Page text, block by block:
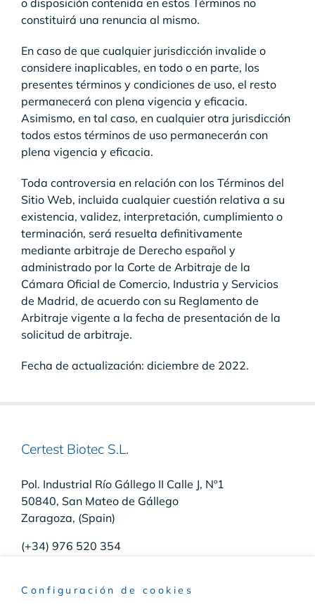
o disposición contenida en estos Términos no
constituirá una renuncia al mismo.
En caso de que cualquier jurisdicción invalide o
considere inaplicables, en todo o en parte, los
presentes términos y condiciones de uso, el resto
permanecerá con plena vigencia y eficacia.
Asimismo, en tal caso, en cualquier otra jurisdicción
todos estos términos de uso permanecerán con
plena vigencia y eficacia.
Toda controversia en relación con los Términos del
Sitio Web, incluida cualquier cuestión relativa a su
existencia, validez, interpretación, cumplimiento o
terminación, será resuelta definitivamente
mediante arbitraje de Derecho español y
administrado por la Corte de Arbitraje de la
Cámara Oficial de Comercio, Industria y Servicios
de Madrid, de acuerdo con su Reglamento de
Arbitraje vigente a la fecha de presentación de la
solicitud de arbitraje.
Fecha de actualización: diciembre de 2022.
Certest Biotec S.L.
Pol. Industrial Río Gállego II Calle J, Nº1
50840, San Mateo de Gállego
Zaragoza, (Spain)
(+34) 976 520 354
Configuración de cookies